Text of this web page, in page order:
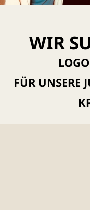
WIR
FÜR UNSERE